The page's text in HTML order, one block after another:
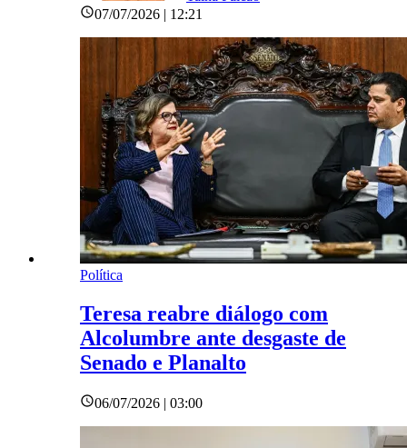
07/07/2026 | 12:21
Política
Teresa reabre diálogo com
Alcolumbre ante desgaste de
Senado e Planalto
06/07/2026 | 03:00